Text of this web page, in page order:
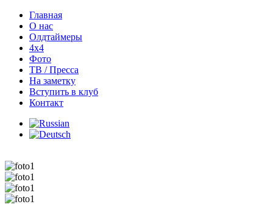
Главная
О нас
Олдтаймеры
4х4
Фото
ТВ / Пресса
На заметку
Вступить в клуб
Контакт